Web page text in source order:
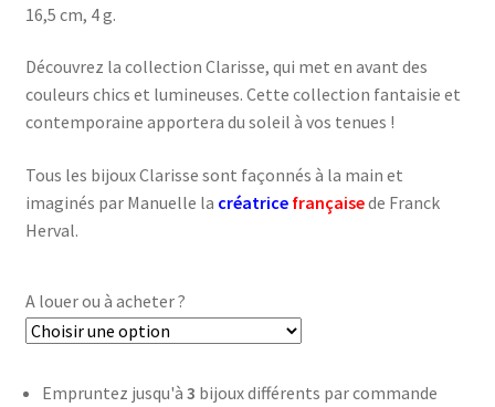
16,5 cm, 4 g.
Découvrez la collection Clarisse, qui met en avant des
couleurs chics et lumineuses. Cette collection fantaisie et
contemporaine apportera du soleil à vos tenues !
Tous les bijoux Clarisse sont façonnés à la main et
imaginés par Manuelle la créatrice françaisede Franck
Herval.
A louer ou à acheter ?
Empruntez jusqu'à 3 bijoux différents par commande